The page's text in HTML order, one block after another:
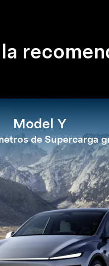
Model Y
de Supercarga